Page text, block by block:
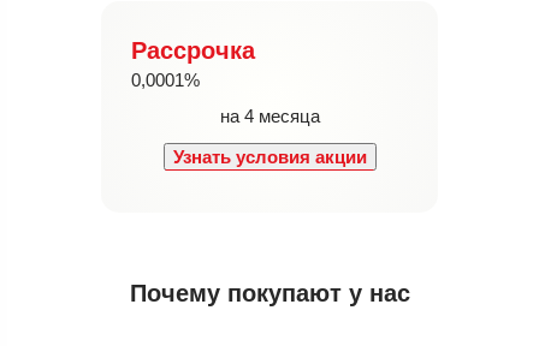
Рассрочка
0,0001%
на 4 месяца
Узнать условия акции
Почему покупают у нас